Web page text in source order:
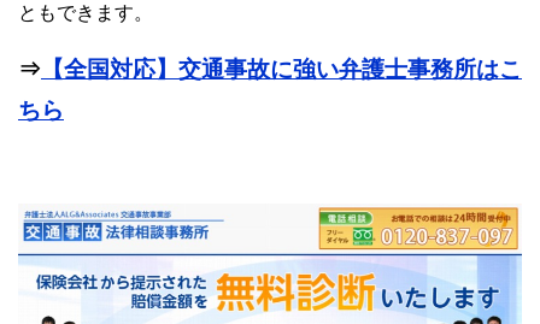
ともできます。
⇒ 【全国対応】交通事故に強い弁護士事務所はこ
ちら